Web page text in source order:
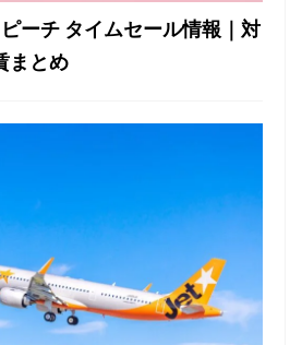
ーチ タイムセール情報｜対
まとめ